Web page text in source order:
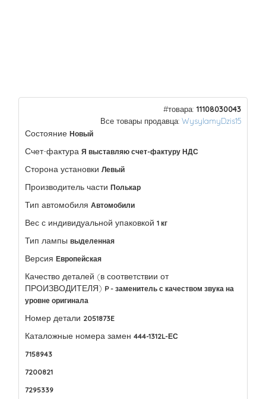
#товара: 11108030043
Все товары продавца: WysylamyDzis15
Состояние Новый
Счет-фактура Я выставляю счет-фактуру НДС
Сторона установки Левый
Производитель части Полькар
Тип автомобиля Автомобили
Вес с индивидуальной упаковкой 1 кг
Тип лампы выделенная
Версия Европейская
Качество деталей (в соответствии от
ПРОИЗВОДИТЕЛЯ) P - заменитель с качеством звука на
уровне оригинала
Номер детали 2051873E
Каталожные номера замен 444-1312L-ЕС
7158943
7200821
7295339